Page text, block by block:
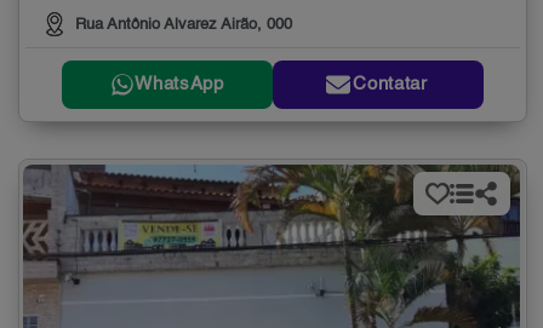
Rua Antônio Alvarez Airão, 000
WhatsApp Contatar